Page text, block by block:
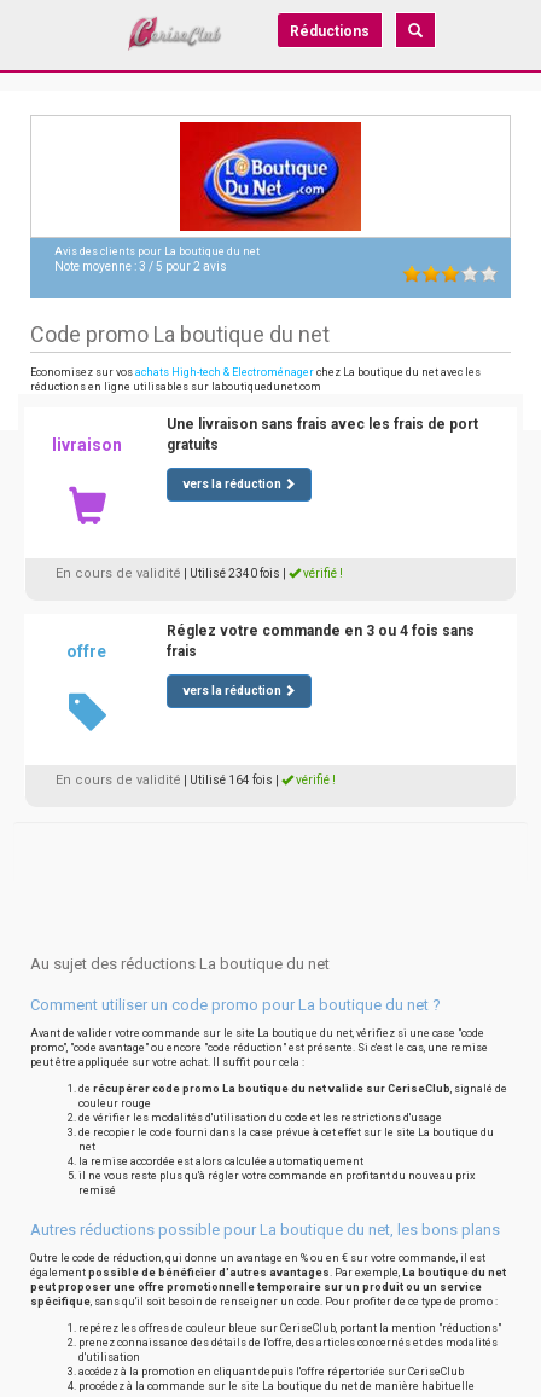
Réductions
Avis des clients pour La boutique du net
Note moyenne :3 /5 pour2 avis
Code promo La boutique du net
Economisez sur vos achats High-tech & Electroménager chez La boutique du net avec les
réductions en ligne utilisables sur laboutiquedunet.com
livraison
Une livraison sans frais avec les frais de port
gratuits
vers la réduction
En cours de validité | Utilisé 2340 fois vérifié !
offre
Réglez votre commande en 3 ou 4 fois sans
frais
vers la réduction
En cours de validité | Utilisé 164 fois vérifié !
Au sujet des réductions La boutique du net
Comment utiliser un code promo pour La boutique du net ?
Avant de valider votre commande sur le site La boutique du net, vérifiez si une case "code
promo", "code avantage" ou encore "code réduction" est présente. Si c'est le cas, une remise
peut être appliquée sur votre achat. Il suffit pour cela :
de récupérer code promo La boutique du net valide sur CeriseClub, signalé de
couleur rouge
de vérifier les modalités d'utilisation du code et les restrictions d'usage
de recopier le code fourni dans la case prévue à cet effet sur le site La boutique du
net
la remise accordée est alors calculée automatiquement
il ne vous reste plus qu'à régler votre commande en profitant du nouveau prix
remisé
Autres réductions possible pour La boutique du net, les bons plans
Outre le code de réduction, qui donne un avantage en % ou en € sur votre commande, il est
également possible de bénéficier d'autres avantages. Par exemple, La boutique du net
peut proposer une offre promotionnelle temporaire sur un produit ou un service
spécifique, sans qu'il soit besoin de renseigner un code. Pour profiter de ce type de promo :
repérez les offres de couleur bleue sur CeriseClub, portant la mention "réductions"
prenez connaissance des détails de l'offre, des articles concernés et des modalités
d'utilisation
accédez à la promotion en cliquant depuis l'offre répertoriée sur CeriseClub
procédez à la commande sur le site La boutique du net de manière habituelle